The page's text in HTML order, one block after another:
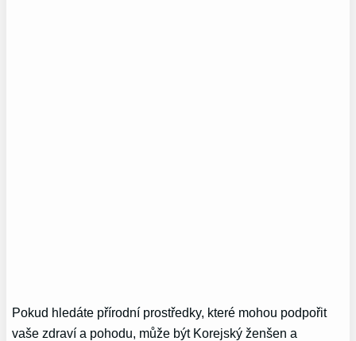
Pokud hledáte přírodní prostředky, které mohou podpořit
vaše zdraví a pohodu, může být Korejský ženšen a